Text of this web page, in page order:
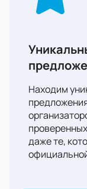
Безусловно,
доказывали,
Посмотреть
российских
билеты на
странице
ведь
не хватить.
Находим
даже те,